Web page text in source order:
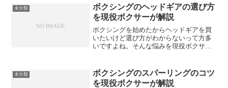
な人のために、元アマチュアボクサーの
私ゆおが、家で本格的...
未分類
ボクシングのヘッドギアの選び方
を現役ボクサーが解説
ボクシングを始めたからヘッドギアを買
いたいけど選び方がわからないって方多
いですよね。そんな悩みを現役ボクサー
参考にして下さいね！ボクシングのヘッ
ドギアの選び方のポイント...
未分類
ボクシングのスパーリングのコツ
を現役ボクサーが解説